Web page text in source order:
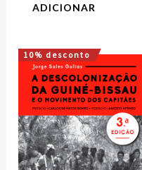
ADICIONAR
10% desconto
O
preço
original
era:
20,00 €.
O
preço
atual
é:
18,00 €.